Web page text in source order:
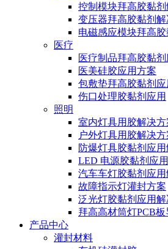
控制模块拜高胶黏
变压器拜高胶黏剂解
电磁感应模块拜高
医疗
医疗制品拜高胶黏剂
医美硅胶应用方案
包敷垫拜高胶黏剂应
伤口处理胶黏剂应用
照明
室内灯具用胶解决方
户外灯具用胶解决方
防爆灯具胶黏剂应
LED 电源胶黏剂应
汽车车灯胶黏剂应
故障指示灯灌封方案
泛光灯胶黏剂应用解
拜高高材筒灯PCB板
产品中心
灌封材料